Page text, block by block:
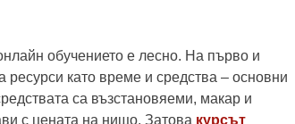
обучението е лесно. На първо и
като време и средства – основни
са възстановяеми, макар и
с цената на нищо. Затова курсът